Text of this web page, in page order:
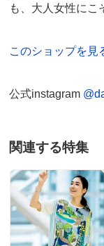
も、大人女性にこ
このショップを見
公式instagram
関連する特集